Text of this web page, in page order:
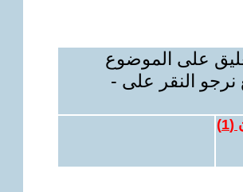
على الموضوع
نرجو النقر على -
(
1
)